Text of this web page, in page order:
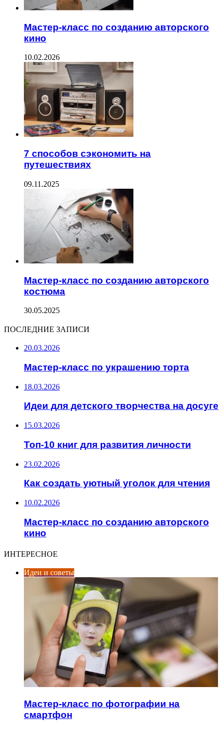
Мастер-класс по созданию авторского
кино
10.02.2026
7 способов сэкономить на
путешествиях
09.11.2025
Мастер-класс по созданию авторского
костюма
30.05.2025
ПОСЛЕДНИЕ ЗАПИСИ
20.03.2026
Мастер-класс по украшению торта
18.03.2026
Идеи для детского творчества на досуге
15.03.2026
Топ-10 книг для развития личности
23.02.2026
Как создать уютный уголок для чтения
10.02.2026
Мастер-класс по созданию авторского
кино
ИНТЕРЕСНОЕ
Идеи и советы
Мастер-класс по фотографии на
смартфон